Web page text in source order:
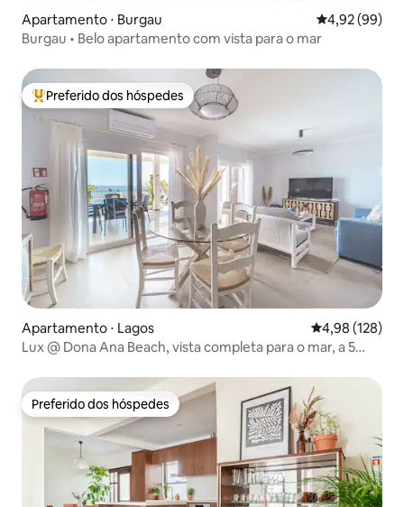
Apartamento ⋅ Burgau 4,92 de uma
4,92 (99)
Burgau • Belo apartamento com vista para o mar
Entre os melhores preferidos dos hóspedes
Preferido dos hóspedes
Apartamento ⋅ Lagos 4,98 de uma
4,98 (128)
Lux @ Dona Ana Beach, vista completa para o mar, a 5
Preferido dos hóspedes
Preferido dos hóspedes